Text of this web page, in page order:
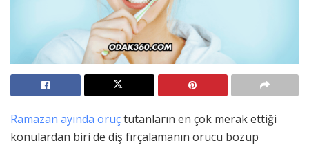
Ramazan ayında oruçtutanların en çok merak ettiği
konulardan biri de diş fırçalamanın orucu bozup